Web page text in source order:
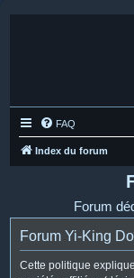
FAQ
Index du forum
Forum
Forum Yi-King
Cette politique